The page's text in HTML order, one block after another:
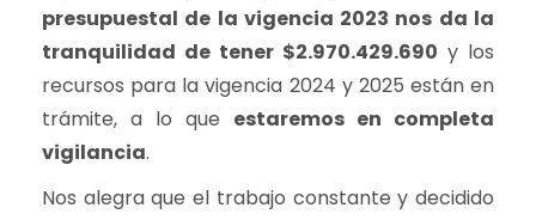
presupuestal de la vigencia 2023 nos da la
tranquilidad de tener $2.970.429.690 y los
recursos para la vigencia 2024 y 2025 están en
trámite, a lo que estaremos en completa
vigilancia.
Nos alegra que el trabajo constante y decidido